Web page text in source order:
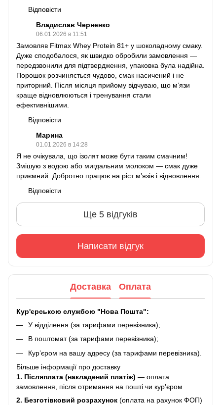
Відповісти
Владислав Черненко
06.01.2026 в 11:51
Замовляв Fitmax Whey Protein 81+ у шоколадному смаку.
Дуже сподобалося, як швидко обробили замовлення —
передзвонили для підтвердження, упаковка була надійна.
Порошок розчиняється чудово, смак насичений і не
приторний. Після місяця прийому відчуваю, що м’язи
краще відновлюються і тренування стали
ефективнішими.
Відповісти
Марина
01.01.2026 в 14:28
Я не очікувала, що ізолят може бути таким смачним!
Змішую з водою або мигдальним молоком — смак дуже
приємний. Добротно працює на ріст м’язів і відновлення.
Відповісти
Ще 5 відгуків
Написати відгук
Доставка Оплата
Кур'єрською службою "Нова Пошта":
У відділення (за тарифами перевізника);
В поштомат (за тарифами перевізника);
Кур’єром на вашу адресу (за тарифами перевізника).
Більше інформації про доставку
1. Післяплата (накладений платіж) — оплата
замовлення, після отримання на пошті чи кур'єром
2. Безготівковий розрахунок (оплата на рахунок ФОП)